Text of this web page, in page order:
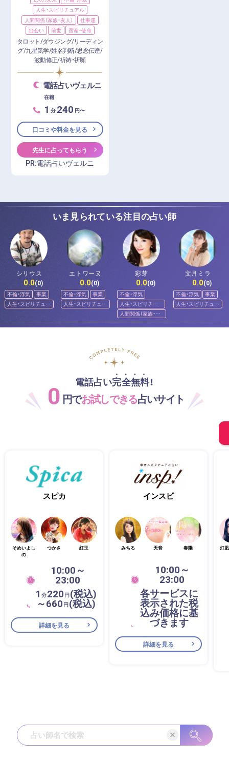
人生・スピリチュアル
人間関係（家族・友人）
仕事運
出会い
前世 宿命・使命
タロット/ダウジング/リーディン
グ/九星気学/姓名判断/思念伝達/
波動修正/祈祷・祈願
電話占いヴェルニ
在籍
1 分 240 円〜
口コミや料金を見る
先生に占ってもらう
PR:電話占いヴェルニ
いま見られている注目の占い師
シリウス
0.0(0)
不倫・浮気
事業
人生・スピリチュア
ル
エトワーヌ
0.0(0)
不倫・浮気
事業
人生・スピリチュア
ル
彩芽
0.0(0)
不倫・浮気
人生・スピリチュ
アル
人間関係（家族・友
人）
文月ミラ
0.0(0)
不倫・浮気
事業
人生・スピリチュア
ル
電話占い完全無料！
0 円でお試しできる占いサイト
スピカ
そめいよし
の
つかさ 紅玉
10:00～
23:00
1 分220 円(税込)
～660 円(税込)
詳細を見る
インスピ
みちる 天音 春陽
10:00～
23:00
各サービスに
表示された税
込み価格に基
づきます
詳細を見る
灯